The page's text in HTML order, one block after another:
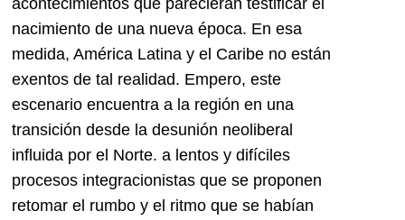
nacimiento de una nueva época. En esa
medida, América Latina y el Caribe no están
exentos de tal realidad. Empero, este
escenario encuentra a la región en una
transición desde la desunión neoliberal
influida por el Norte. a lentos y difíciles
procesos integracionistas que se proponen
retomar el rumbo y el ritmo que se habían